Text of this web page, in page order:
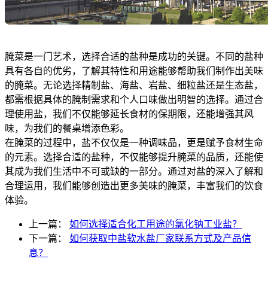
腌菜是一门艺术，选择合适的盐种是成功的关键。不同的盐种
具有各自的优劣，了解其特性和用途能够帮助我们制作出美味
的腌菜。无论选择精制盐、海盐、岩盐、细粒盐还是生态盐，
都需根据具体的腌制需求和个人口味做出明智的选择。通过合
理使用盐，我们不仅能够延长食材的保期限，还能增强其风
味，为我们的餐桌增添色彩。
在腌菜的过程中，盐不仅仅是一种调味品，更是赋予食材生命
的元素。选择合适的盐种，不仅能够提升腌菜的品质，还能使
其成为我们生活中不可或缺的一部分。通过对盐的深入了解和
合理运用，我们能够创造出更多美味的腌菜，丰富我们的饮食
体验。
上一篇： 如何选择适合化工用途的氯化钠工业盐？
下一篇： 如何获取中盐软水盐厂家联系方式及产品信
息？